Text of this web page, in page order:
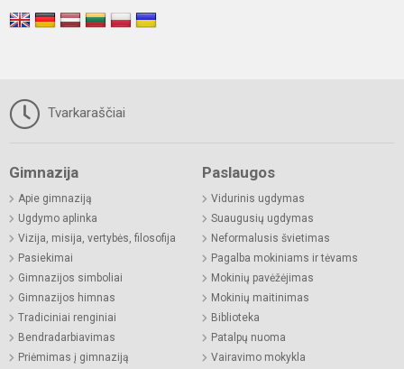
Tvarkaraščiai
Gimnazija
Apie gimnaziją
Ugdymo aplinka
Vizija, misija, vertybės, filosofija
Pasiekimai
Gimnazijos simboliai
Gimnazijos himnas
Tradiciniai renginiai
Bendradarbiavimas
Priėmimas į gimnaziją
Paslaugos
Vidurinis ugdymas
Suaugusių ugdymas
Neformalusis švietimas
Pagalba mokiniams ir tėvams
Mokinių pavėžėjimas
Mokinių maitinimas
Biblioteka
Patalpų nuoma
Vairavimo mokykla